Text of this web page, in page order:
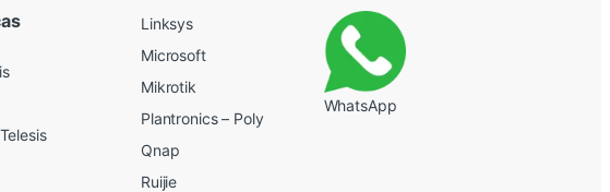
Linksys
Microsoft
Mikrotik
Plantronics – Poly
Qnap
Ruijie
WhatsApp